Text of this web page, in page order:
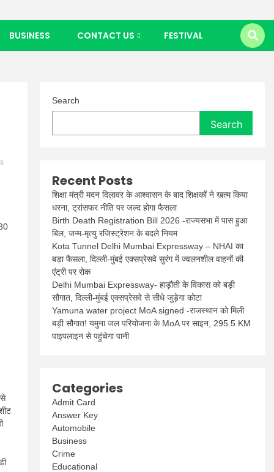
BUSINESS CONTACT US FESTIVAL
Search
Search
Recent Posts
शिक्षा मंत्री मदन दिलावर के आश्वासन के बाद शिक्षकों ने खत्म किया
धरना, ट्रांसफर नीति पर जल्द होगा फैसला
Birth Death Registration Bill 2026 -राज्यसभा में पास हुआ
बिल, जन्म-मृत्यु रजिस्ट्रेशन के बदले नियम
Kota Tunnel Delhi Mumbai Expressway – NHAI का
बड़ा फैसला, दिल्ली-मुंबई एक्सप्रेसवे सुरंग में ज्वलनशील वाहनों की
एंट्री पर रोक
Delhi Mumbai Expressway- हाड़ौती के विकास को बड़ी
सौगात, दिल्ली-मुंबई एक्सप्रेसवे से सीधे जुड़ेगा कोटा
Yamuna water project MoA signed -राजस्थान को मिली
बड़ी सौगात! यमुना जल परियोजना के MoA पर साइन, 295.5 KM
पाइपलाइन से पहुंचेगा पानी
Categories
Admit Card
Answer Key
Automobile
Business
Crime
Educational